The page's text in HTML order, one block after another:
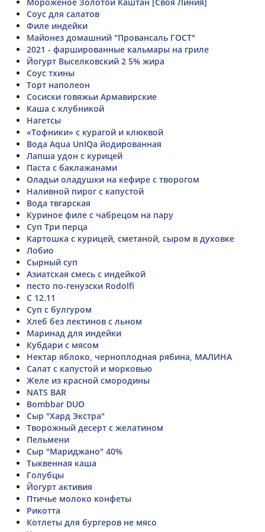
Соус для салатов
Филе индейки
Майонез домашний "Провансаль ГОСТ"
2021 - фаршированные кальмары на гриле
Йогурт Выселковский 2 5% жира
Соус тхины
Торт наполеон
Сосиски говяжьи Армавирские
Каша с клубникой
Нагетсы
«Тофники» с курагой и клюквой
Вода Aqua UnIQa йодированная
Лапша удон с курицей
Паста с баклажанами
Оладьи оладушки на кефире с творогом
Наливной пирог с капустой
Вода твгарская
Куриное филе с чабрецом на пару
Суп Три перца
Картошка с курицей, сметаной, сыром в духовке
Лобио
Сырный суп
Азиатская смесь с индейкой
песто по-генузски Rodolfi
С 12.11
Суп с булгуром
Хлеб без лектинов с льном
Маринад для индейки
Кубдари с мясом
Нектар яблоко, черноплодная рябина, МАЛИНА
Салат с капустой и морковью
Желе из красной смородины
NATS BAR
Bombbar DUO
Сыр "Хард Экстра"
Творожный десерт с желатином
Пельмени
Сыр "Мариджано" 40%
Тыквенная каша
Голубцы
Йогурт активия
Птичье молоко конфеты
Рикотта
Котлеты для бургеров не мясо